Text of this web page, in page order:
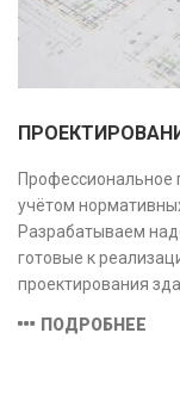
Профессиональное
учётом
Разрабатываем
готовые к
проектирования
сметная
ПОДРОБНЕЕ